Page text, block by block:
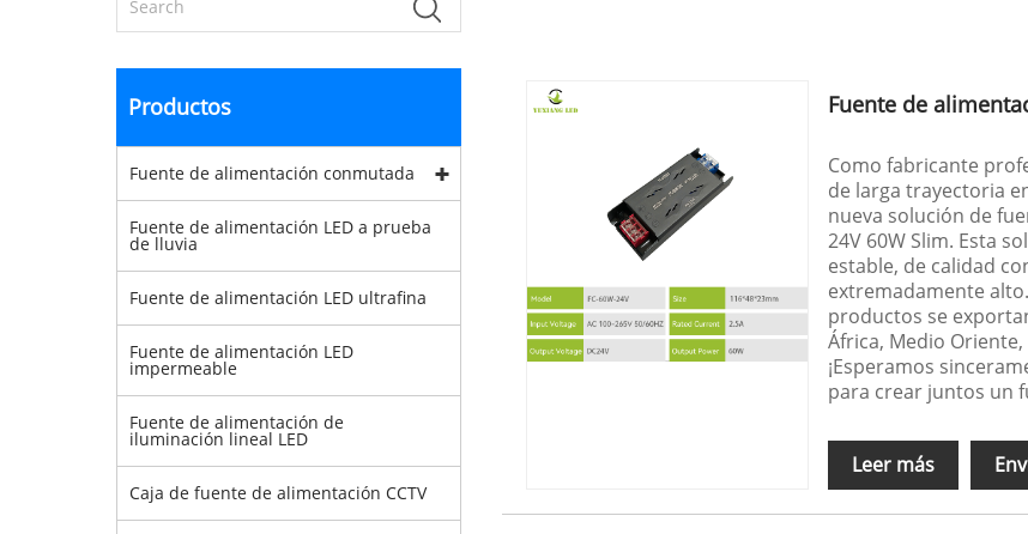
Productos
Fuente de alimentación conmutada
Fuente de alimentación LED a prueba
de lluvia
Fuente de alimentación LED ultrafina
Fuente de alimentación LED
impermeable
Fuente de alimentación de
iluminación lineal LED
Caja de fuente de alimentación CCTV
Fuente de
Como fabricante
de larga trayectoria
nueva solución de
24V 60W Slim. Esta
estable, de calidad
extremadamente
productos se
África, Medio
¡Esperamos
para crear juntos un
Leer más